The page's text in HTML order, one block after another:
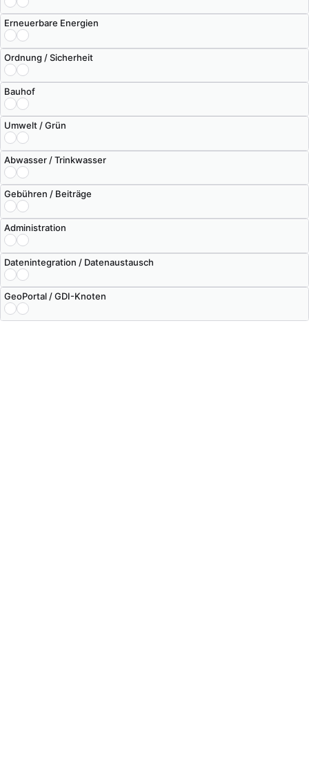
Erneuerbare Energien
Ordnung / Sicherheit
Bauhof
Umwelt / Grün
Abwasser / Trinkwasser
Gebühren / Beiträge
Administration
Datenintegration / Datenaustausch
GeoPortal / GDI-Knoten